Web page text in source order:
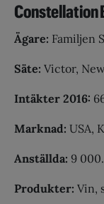
Constellation
Ägare: Familjen
Säte: Victor,
Intäkter 2016:
Marknad: USA,
Anställda: 9 000.
Produkter: Vin,